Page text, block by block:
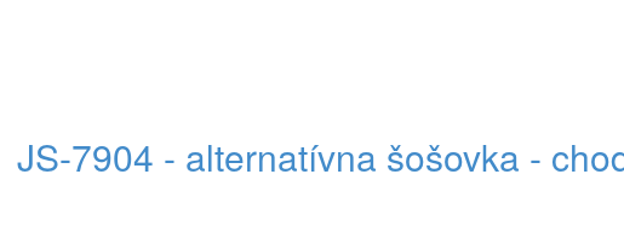
JS-7904 - alternatívna šošovka -